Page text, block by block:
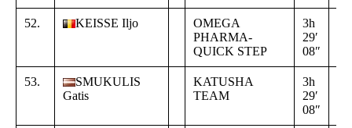
52. KEISSE Iljo
OMEGA
PHARMA-
QUICK STEP
3h
29′
08″
53.
SMUKULIS
Gatis
KATUSHA
TEAM
3h
29′
08″